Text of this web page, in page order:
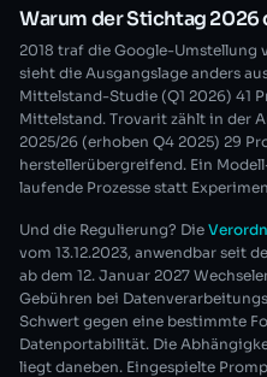
Warum der Stichtag
2018 traf die Google-Umstellung
sieht die Ausgangslage anders
Mittelstand-Studie (Q1 2026) 41
Mittelstand. Trovarit zählt in der
2025/26 (erhoben Q4 2025) 29
herstellerübergreifend. Ein
laufende Prozesse statt
Und die Regulierung? Die
vom 13.12.2023, anwendbar seit
ab dem 12. Januar 2027
Gebühren bei
Schwert gegen eine bestimmte
Datenportabilität. Die
liegt daneben. Eingespielte